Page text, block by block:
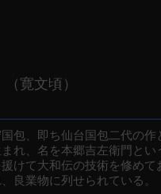
（寛文頃）
包、即ち仙台国包二代の
れ、名を本郷吉左衛門と
けて大和伝の技術を修め
良業物に列せられている。